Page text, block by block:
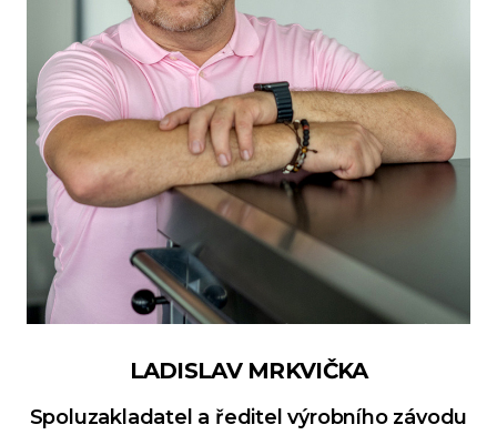
LADISLAV MRKVIČKA
Spoluzakladatel a ředitel výrobního závodu